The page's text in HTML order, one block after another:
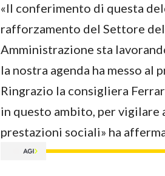
«Il conferimento di questa
rafforzamento del Settore
Amministrazione sta
la nostra agenda ha messo
Ringrazio la consigliera
in questo ambito, per vigilare
prestazioni sociali» ha